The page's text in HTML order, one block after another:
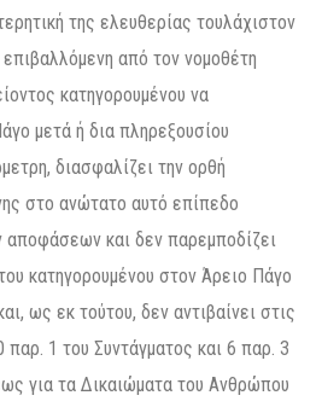
της ελευθερίας τουλάχιστον
από τον νομοθέτη
κατηγορουμένου να
μετά ή δια πληρεξουσίου
διασφαλίζει την ορθή
στο ανώτατο αυτό επίπεδο
αποφάσεων και δεν παρεμποδίζει
κατηγορουμένου στον Άρειο Πάγο
ως εκ τούτου, δεν αντιβαίνει στις
1 του Συντάγματος και 6 παρ. 3
για τα Δικαιώματα του Ανθρώπου